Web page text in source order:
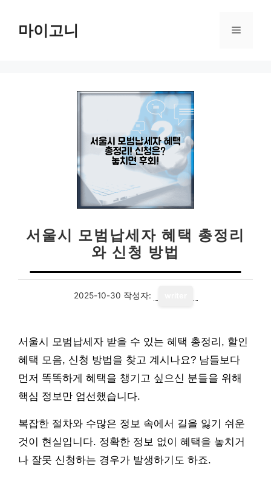
마이고니 메
서울시 모범납세자 혜택 총정리
와 신청 방법
2025-10-30 작성자:
서울시 모범납세자 받을 수 있는 혜택 총정리, 할인
혜택 모음, 신청 방법을 찾고 계시나요? 남들보다
먼저 똑똑하게 혜택을 챙기고 싶으신 분들을 위해
핵심 정보만 엄선했습니다.
복잡한 절차와 수많은 정보 속에서 길을 잃기 쉬운
것이 현실입니다. 정확한 정보 없이 혜택을 놓치거
나 잘못 신청하는 경우가 발생하기도 하죠.